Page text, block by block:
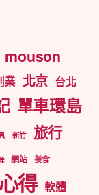
mouson
業 北京 台北
單車環島
新竹 旅行
網站 美食
得 軟體